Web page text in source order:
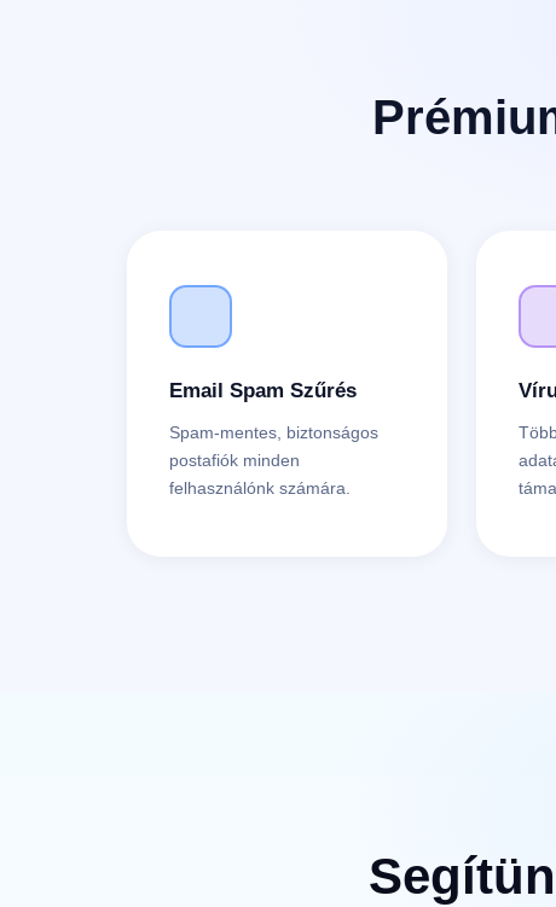
Email Spam Szűrés
Spam-mentes, biztonságos
postafiók minden
felhasználónk számára.